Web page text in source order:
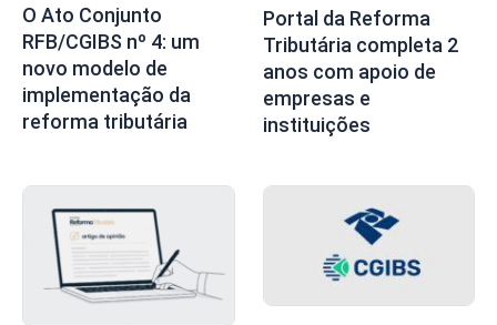
O Ato Conjunto
RFB/CGIBS nº 4: um
novo modelo de
implementação da
reforma tributária
Portal da Reforma
Tributária completa 2
anos com apoio de
empresas e
instituições